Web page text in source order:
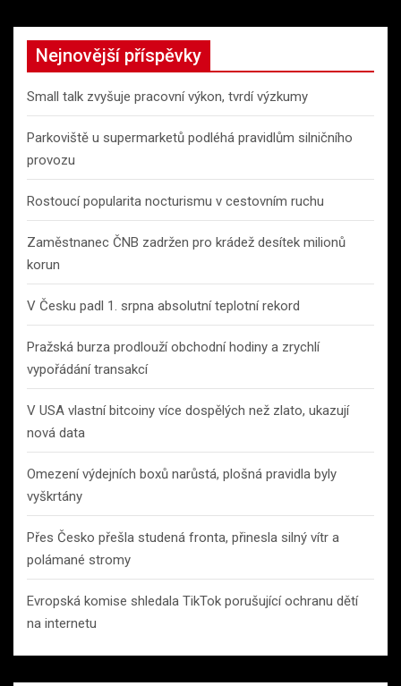
Nejnovější příspěvky
Small talk zvyšuje pracovní výkon, tvrdí výzkumy
Parkoviště u supermarketů podléhá pravidlům silničního
provozu
Rostoucí popularita nocturismu v cestovním ruchu
Zaměstnanec ČNB zadržen pro krádež desítek milionů
korun
V Česku padl 1. srpna absolutní teplotní rekord
Pražská burza prodlouží obchodní hodiny a zrychlí
vypořádání transakcí
V USA vlastní bitcoiny více dospělých než zlato, ukazují
nová data
Omezení výdejních boxů narůstá, plošná pravidla byly
vyškrtány
Přes Česko přešla studená fronta, přinesla silný vítr a
polámané stromy
Evropská komise shledala TikTok porušující ochranu dětí
na internetu